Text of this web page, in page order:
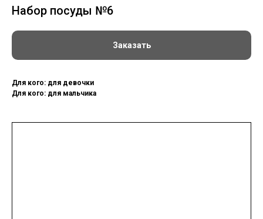
Набор посуды №6
Заказать
Для кого: для девочки
Для кого: для мальчика